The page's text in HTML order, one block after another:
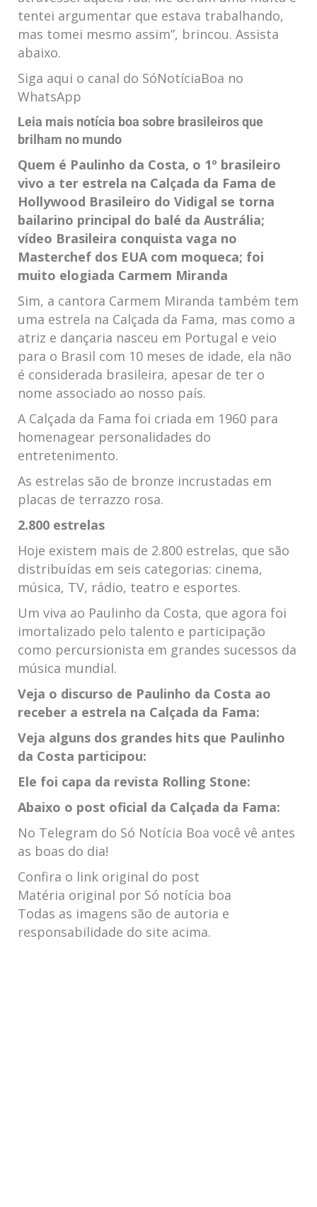
tentei argumentar que estava trabalhando,
mas tomei mesmo assim”, brincou. Assista
abaixo.
Siga aqui o canal do SóNotíciaBoa no
WhatsApp
Leia mais notícia boa sobre brasileiros que
brilham no mundo
Quem é Paulinho da Costa, o 1º brasileiro
vivo a ter estrela na Calçada da Fama de
Hollywood Brasileiro do Vidigal se torna
bailarino principal do balé da Austrália;
vídeo Brasileira conquista vaga no
Masterchef dos EUA com moqueca; foi
muito elogiada Carmem Miranda
Sim, a cantora Carmem Miranda também tem
uma estrela na Calçada da Fama, mas como a
atriz e dançaria nasceu em Portugal e veio
para o Brasil com 10 meses de idade, ela não
é considerada brasileira, apesar de ter o
nome associado ao nosso país.
A Calçada da Fama foi criada em 1960 para
homenagear personalidades do
entretenimento.
As estrelas são de bronze incrustadas em
placas de terrazzo rosa.
2.800 estrelas
Hoje existem mais de 2.800 estrelas, que são
distribuídas em seis categorias: cinema,
música, TV, rádio, teatro e esportes.
Um viva ao Paulinho da Costa, que agora foi
imortalizado pelo talento e participação
como percursionista em grandes sucessos da
música mundial.
Veja o discurso de Paulinho da Costa ao
receber a estrela na Calçada da Fama:
Veja alguns dos grandes hits que Paulinho
da Costa participou:
Ele foi capa da revista Rolling Stone:
Abaixo o post oficial da Calçada da Fama:
No Telegram do Só Notícia Boa você vê antes
as boas do dia!
Confira o link original do post
Matéria original por Só notícia boa
Todas as imagens são de autoria e
responsabilidade do site acima.